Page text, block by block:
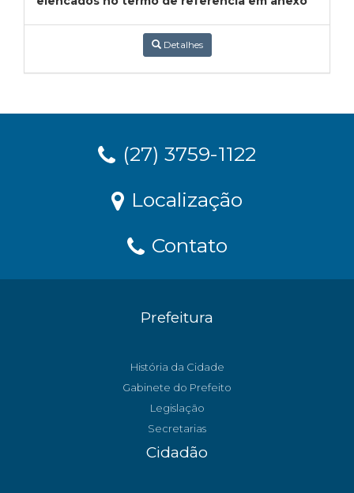
Detalhes
(27) 3759-1122
Localização
Contato
Prefeitura
História da Cidade
Gabinete do Prefeito
Legislação
Secretarias
Cidadão